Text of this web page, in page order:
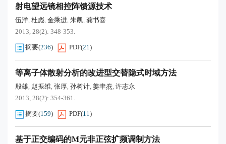
射电望远镜相控阵馈源技术
伍洋, 杜彪, 金乘进, 朱凯, 龚书喜
2013, 28(2): 348-353.
摘要(236) PDF(21)
等离子体散射分析的改进型交替隐式时域方法
殷雄, 赵振维, 张厚, 孙树计, 姜聿焘, 许志永
2013, 28(2): 354-361.
摘要(159) PDF(11)
基于正交编码的M元非正弦扩频调制方法